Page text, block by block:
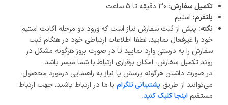
تکمیل سفارش:
پلتفرم: استیم
نکته: پیش از ثبت سفارش نیاز است که ورود دو مرحله اکانت استیم
خود را غیرفعال نمایید. لطفا اطلاعات ارتباطی خود در هنگام ثبت
سفارش را به درستی وارد نمایید تا در صورت بروز هرگونه مشکل در
روند تکمیل سفارش، امکان برقراری ارتباط با شما میسر باشد.
در صورت داشتن هرگونه پرسش یا نیاز به راهنمایی درمورد محصول،
می‌توانید از طریق پشتیبانی تلگرام با ما در ارتباط باشید. جهت ارتباط
مستقیم اینجا کلیک کنید.